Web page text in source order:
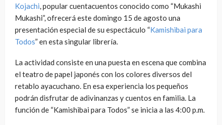
Kojachi, popular cuentacuentos conocido como “Mukashi
Mukashi”, ofrecerá este domingo 15 de agosto una
presentación especial de su espectáculo “Kamishibai para
Todos” en esta singular librería.
La actividad consiste en una puesta en escena que combina
el teatro de papel japonés con los colores diversos del
retablo ayacuchano. En esa experiencia los pequeños
podrán disfrutar de adivinanzas y cuentos en familia. La
función de “Kamishibai para Todos” se inicia a las 4:00 p.m.